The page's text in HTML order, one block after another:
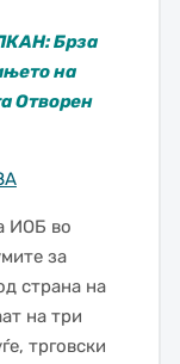
Брза
на
Отворен
ИОБ во
за
страна на
на три
трговски